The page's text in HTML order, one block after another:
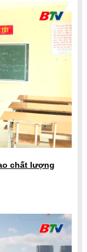
chất lượng